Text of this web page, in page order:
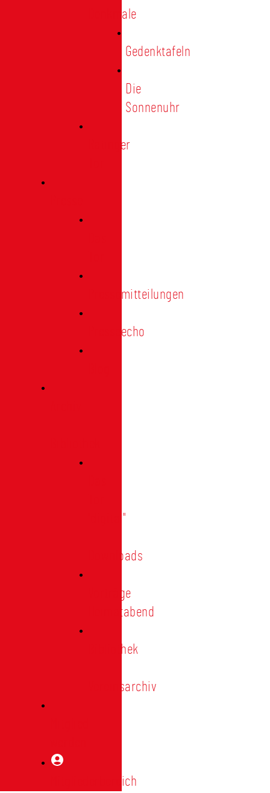
Denkmale
Gedenktafeln
Die
Sonnenuhr
Ratinger
Pressemitteilungen
Presseecho
"digital"
Downloads
Vorträge
Heimatabend
Bibliothek
Vereinsarchiv
Mitgliederbereich